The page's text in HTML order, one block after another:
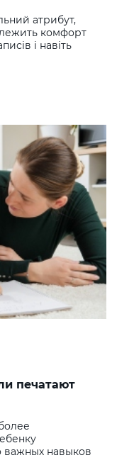
атрибут,
комфорт
і навіть
печатают
важных навыков